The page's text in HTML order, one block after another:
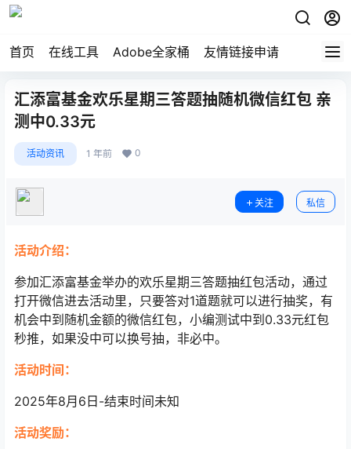
首页 在线工具 Adobe全家桶 友情链接申请
汇添富基金欢乐星期三答题抽随机微信红包 亲
测中0.33元
活动资讯 1 年前 0
关注 私信
活动介绍：
参加汇添富基金举办的欢乐星期三答题抽红包活动，通过
打开微信进去活动里，只要答对1道题就可以进行抽奖，有
机会中到随机金额的微信红包，小编测试中到0.33元红包
秒推，如果没中可以换号抽，非必中。
活动时间：
2025年8月6日-结束时间未知
活动奖励：